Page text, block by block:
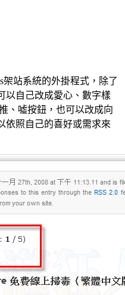
架站系統的外掛程式，除了
以自己改成愛心、數字樣
、噓按鈕，也可以改成向
依照自己的喜好或需求來